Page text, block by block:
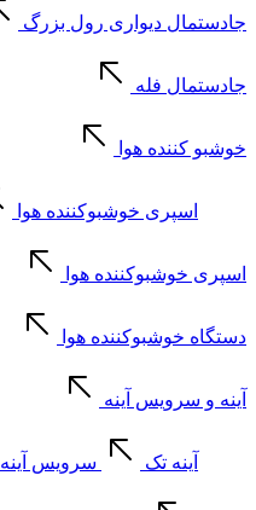
جادستمال دیواری رول بزرگ
جادستمال فله
خوشبو کننده هوا
اسپری خوشبوکننده هوا
اسپری خوشبوکننده هوا
دستگاه خوشبوکننده هوا
آینه و سرویس آینه
آینه تک سرویس آینه